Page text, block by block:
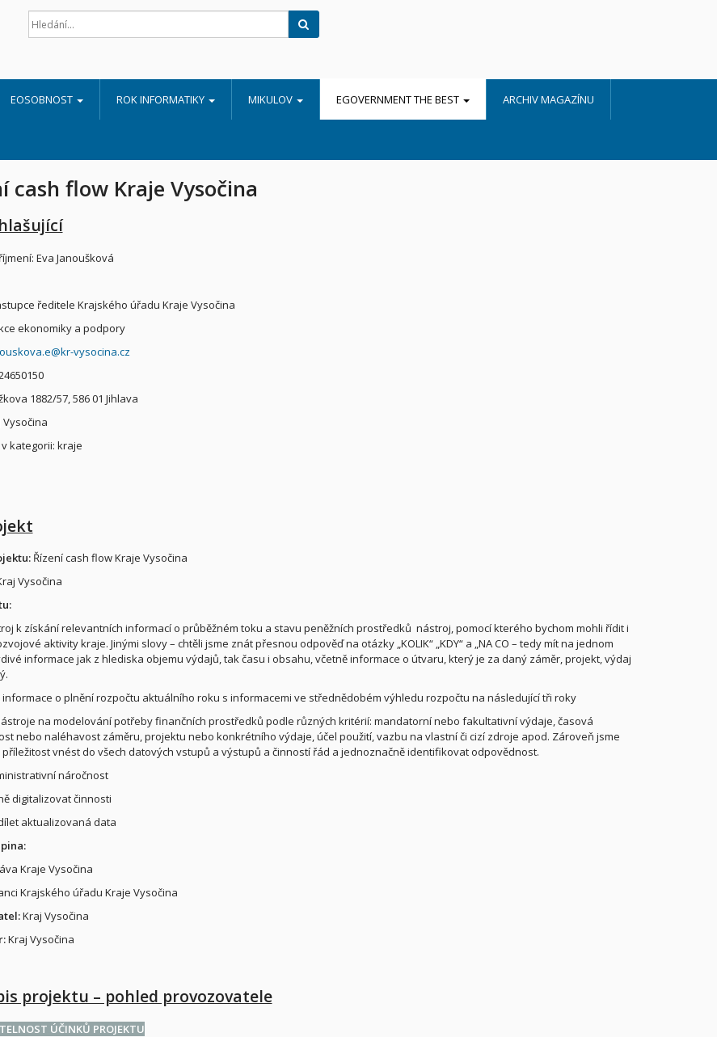
EOSOBNOST ROK INFORMATIKY MIKULOV EGOVERNMENT THE BEST ARCHIV MAGAZÍNU
cash flow Kraje Vysočina
Eva Janoušková
ředitele Krajského úřadu Kraje Vysočina
ekonomiky a podpory
vysocina.cz
1882/57, 586 01 Jihlava
Vysočina
kategorii: kraje
Řízení cash flow Kraje Vysočina
Vysočina
k získání relevantních informací o průběžném toku a stavu peněžních prostředků nástroj, pomocí kterého bychom mohli řídit i
aktivity kraje. Jinými slovy – chtěli jsme znát přesnou odpověď na otázky „KOLIK“ „KDY“ a „NA CO – tedy mít na jednom
informace jak z hlediska objemu výdajů, tak času i obsahu, včetně informace o útvaru, který je za daný záměr, projekt, výdaj
o plnění rozpočtu aktuálního roku s informacemi ve střednědobém výhledu rozpočtu na následující tři roky
na modelování potřeby finančních prostředků podle různých kritérií: mandatorní nebo fakultativní výdaje, časová
nebo naléhavost záměru, projektu nebo konkrétního výdaje, účel použití, vazbu na vlastní či cizí zdroje apod. Zároveň jsme
vnést do všech datových vstupů a výstupů a činností řád a jednoznačně identifikovat odpovědnost.
náročnost
digitalizovat činnosti
aktualizovaná data
Kraje Vysočina
Krajského úřadu Kraje Vysočina
Kraj Vysočina
Kraj Vysočina
projektu – pohled provozovatele
ÚČINKŮ PROJEKTU